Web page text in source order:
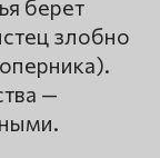
берет
злобно
—